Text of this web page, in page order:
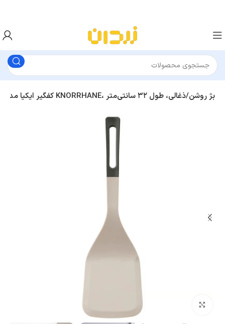
کفگیر ایکیا مدل KNORRHANE، بژ روشن/ذغالی، طول ۳۲ سانتی‌متر